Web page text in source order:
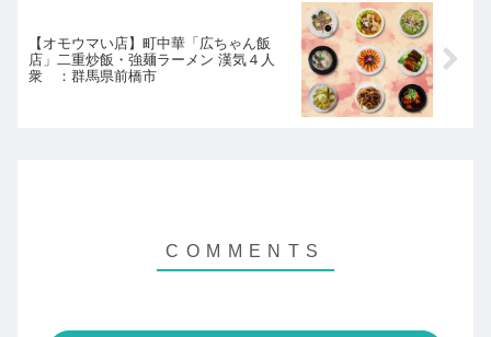
【オモウマい店】町中華「広ちゃん飯
店」二重炒飯・強麺ラーメン 漢気４人
衆 ：群馬県前橋市